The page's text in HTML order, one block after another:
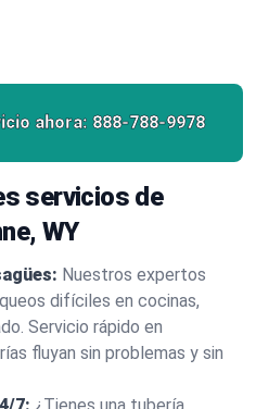
ahora: 888-788-9978
servicios de
WY
Nuestros expertos
difíciles en cocinas,
Servicio rápido en
fluyan sin problemas y sin